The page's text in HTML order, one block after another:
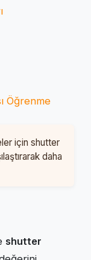
Öğrenme
için shutter
daha
shutter